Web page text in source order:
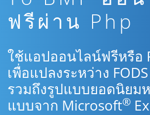
ฟรีผ่าน Php
ใช้แอปออนไลน์ฟรีหรือ
เพื่อแปลงระหว่าง
รวมถึงรูปแบบยอดนิยม
แบบจาก Microsoft®